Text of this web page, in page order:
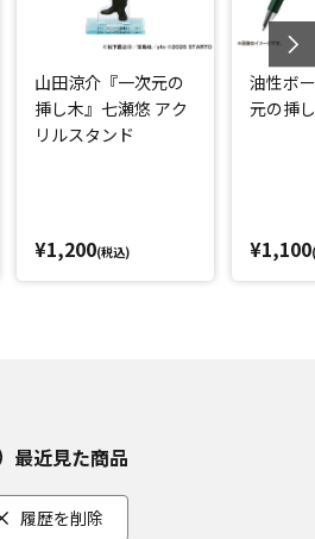
山田涼介『一次元の
挿し木』七瀬悠 アク
リルスタンド
¥1,200(税込)
油性ボ
元の挿
¥1,100
最近見た商品
履歴を削除